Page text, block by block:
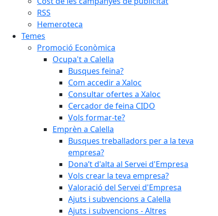
RSS
Hemeroteca
Temes
Promoció Econòmica
Ocupa't a Calella
Busques feina?
Com accedir a Xaloc
Consultar ofertes a Xaloc
Cercador de feina CIDO
Vols formar-te?
Emprèn a Calella
Busques treballadors per a la teva
empresa?
Dona’t d'alta al Servei d'Empresa
Vols crear la teva empresa?
Valoració del Servei d'Empresa
Ajuts i subvencions a Calella
Ajuts i subvencions - Altres